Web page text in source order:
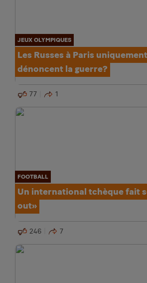
JEUX OLYMPIQUES
Les Russes à Paris
dénoncent la guerre?
77 1
FOOTBALL
Un international tchèque fait
out»
246 7